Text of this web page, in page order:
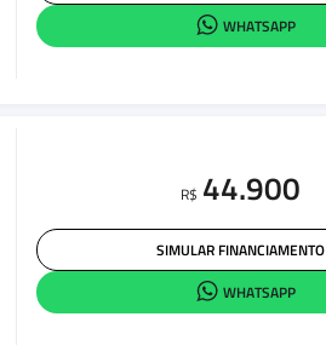
WHATSAPP
R$ 44.900
SIMULAR FINANCIAMENTO
WHATSAPP